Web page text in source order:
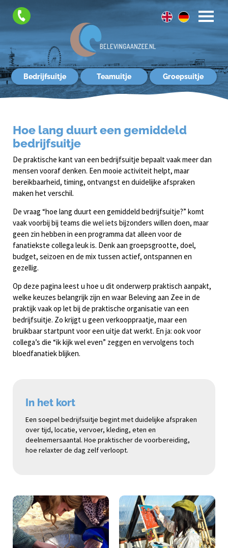
Bedrijfsuitje Teamuitje Groepsuitje
Hoe lang duurt een gemiddeld
bedrijfsuitje
De praktische kant van een bedrijfsuitje bepaalt vaak meer dan
mensen vooraf denken. Een mooie activiteit helpt, maar
bereikbaarheid, timing, ontvangst en duidelijke afspraken
maken het verschil.
De vraag “hoe lang duurt een gemiddeld bedrijfsuitje?” komt
vaak voorbij bij teams die wel iets bijzonders willen doen, maar
geen zin hebben in een programma dat alleen voor de
fanatiekste collega leuk is. Denk aan groepsgrootte, doel,
budget, seizoen en de mix tussen actief, ontspannen en
gezellig.
Op deze pagina leest u hoe u dit onderwerp praktisch aanpakt,
welke keuzes belangrijk zijn en waar Beleving aan Zee in de
praktijk vaak op let bij de praktische organisatie van een
bedrijfsuitje. Zo krijgt u geen verkooppraatje, maar een
bruikbaar startpunt voor een uitje dat werkt. En ja: ook voor
collega’s die “ik kijk wel even” zeggen en vervolgens toch
bloedfanatiek blijken.
In het kort
Een soepel bedrijfsuitje begint met duidelijke afspraken
over tijd, locatie, vervoer, kleding, eten en
deelnemersaantal. Hoe praktischer de voorbereiding,
hoe relaxter de dag zelf verloopt.